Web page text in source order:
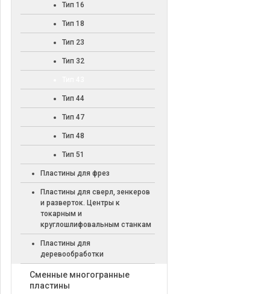
Тип 16
Тип 18
Тип 23
Тип 32
Тип 44
Тип 47
Тип 48
Тип 51
Пластины для фрез
Пластины для сверл, зенкеров
и разверток. Центры к
токарным и
круглошлифовальным станкам
Пластины для
деревообработки
Cменные многогранные
пластины